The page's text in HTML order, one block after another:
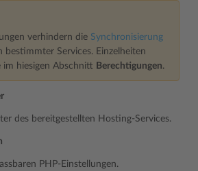
verhindern die Synchronisierung
bestimmter Services. Einzelheiten
im hiesigen Abschnitt Berechtigungen.
des bereitgestellten Hosting-Services.
PHP-Einstellungen.